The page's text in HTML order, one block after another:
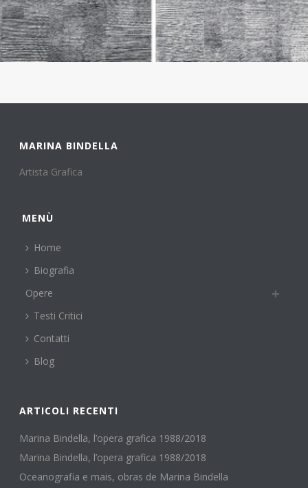
MARINA BINDELLA
Artista Grafica
MENÙ
Home
Biografia
Opere
Testi Critici
Contatti
Blog
ARTICOLI RECENTI
Marina Bindella, l’opera grafica 1988/2018
Marina Bindella, l’opera grafica 1988/2018
Oceanografia e mais, obras de Marina Bindella